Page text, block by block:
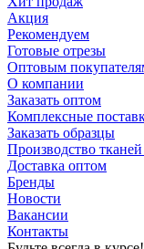
Акция
Рекомендуем
Готовые отрезы
Оптовым
О компании
Заказать оптом
Комплексные
Заказать образцы
Производство тканей
Доставка оптом
Бренды
Новости
Вакансии
Контакты